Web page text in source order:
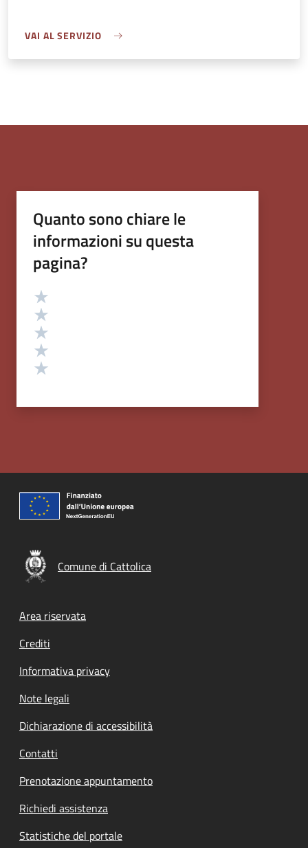
VAI AL SERVIZIO
Quanto sono chiare le
informazioni su questa
pagina?
Valutazione
Comune di Cattolica
Footer menu
Area riservata
Crediti
Informativa privacy
Note legali
Dichiarazione di accessibilità
Contatti
Prenotazione appuntamento
Richiedi assistenza
Statistiche del portale